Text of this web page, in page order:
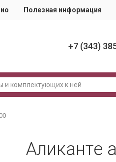
Полезная информация
+7 (343)
Аликанте